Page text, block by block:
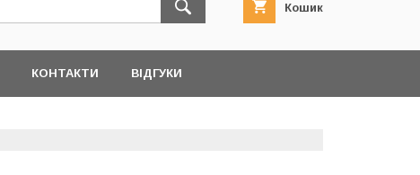
Кошик
КОНТАКТИ ВІДГУКИ